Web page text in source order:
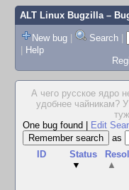
ALT Linux Bugzilla–
New bug | Search |
| Help
А чего русское ядро
удобнее чайникам?
One bug found
Edit
as
ID
Status
▼
▲